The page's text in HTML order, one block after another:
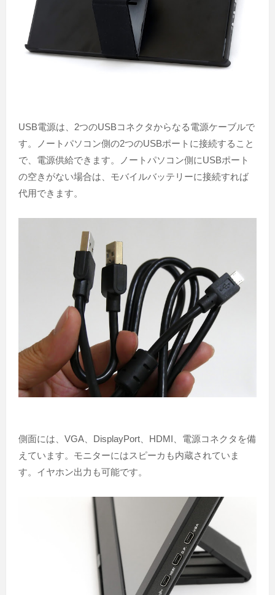
USB電源は、2つのUSBコネクタからなる電源ケーブルで
す。ノートパソコン側の2つのUSBポートに接続すること
で、電源供給できます。ノートパソコン側にUSBポート
の空きがない場合は、モバイルバッテリーに接続すれば
代用できます。
側面には、VGA、DisplayPort、HDMI、電源コネクタを備
えています。モニターにはスピーカも内蔵されていま
す。イヤホン出力も可能です。